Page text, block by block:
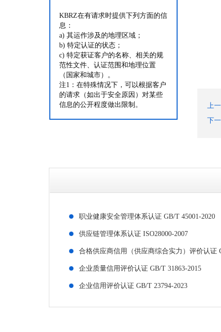
KBRZ在有请求时提供下列方面的信
息：
a) 其运作涉及的地理区域；
b) 特定认证的状态；
c) 特定获证客户的名称、相关的规
范性文件、认证范围和地理位置
（国家和城市）。
注1：在特殊情况下，可以根据客户
的请求（如出于安全原因）对某些
信息的公开程度做出限制。
上
下
职业健康安全管理体系认证 GB/T 45001-2020
供应链管理体系认证 ISO28000-2007
合格供应商信用（供应商综合实力）评价认证
企业质量信用评价认证 GB/T 31863-2015
企业信用评价认证 GB/T 23794-2023